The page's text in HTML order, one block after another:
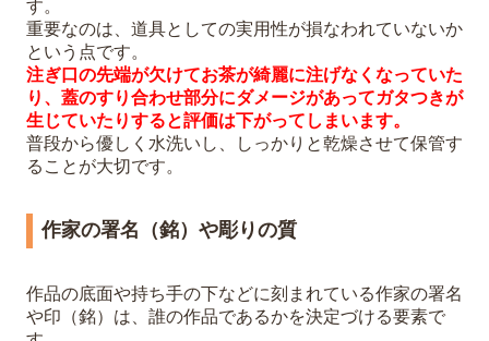
す。
重要なのは、道具としての実用性が損なわれていないか
という点です。
注ぎ口の先端が欠けてお茶が綺麗に注げなくなっていた
り、蓋のすり合わせ部分にダメージがあってガタつきが
生じていたりすると評価は下がってしまいます。
普段から優しく水洗いし、しっかりと乾燥させて保管す
ることが大切です。
作家の署名（銘）や彫りの質
作品の底面や持ち手の下などに刻まれている作家の署名
や印（銘）は、誰の作品であるかを決定づける要素で